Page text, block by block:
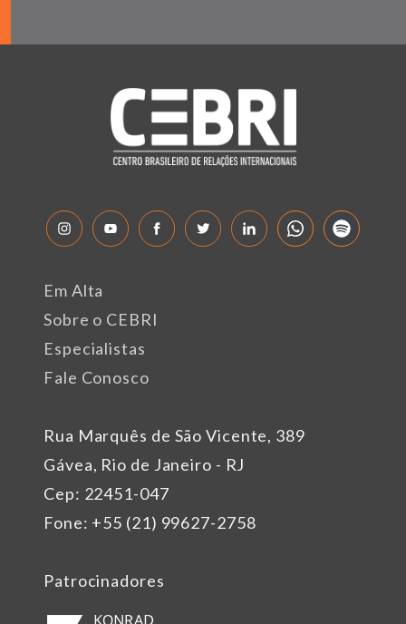
Rua Marquês de São Vicente, 389
Gávea, Rio de Janeiro - RJ
Cep: 22451-047
Fone: +55 (21) 99627-2758
Em Alta
Sobre o CEBRI
Especialistas
Fale Conosco
Patrocinadores